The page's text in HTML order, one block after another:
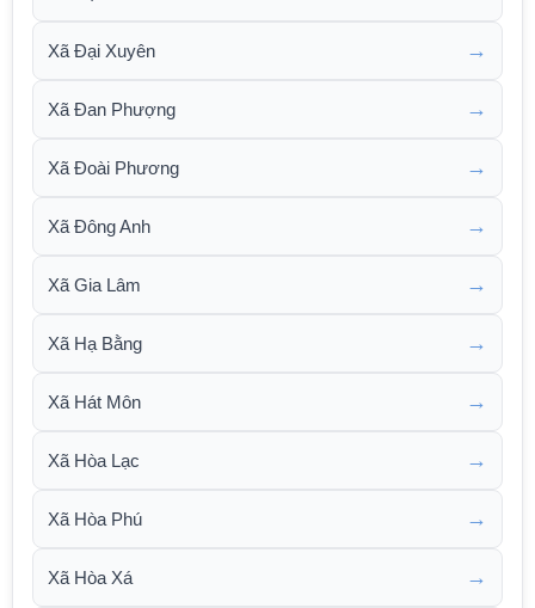
Xã Đại Xuyên →
Xã Đan Phượng →
Xã Đoài Phương →
Xã Đông Anh →
Xã Gia Lâm →
Xã Hạ Bằng →
Xã Hát Môn →
Xã Hòa Lạc →
Xã Hòa Phú →
Xã Hòa Xá →